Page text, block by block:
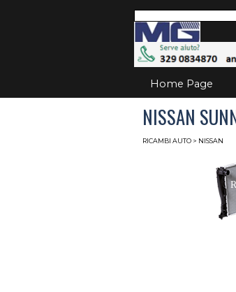
Home Page
NISSAN
RICAMBI AUTO > NISSAN